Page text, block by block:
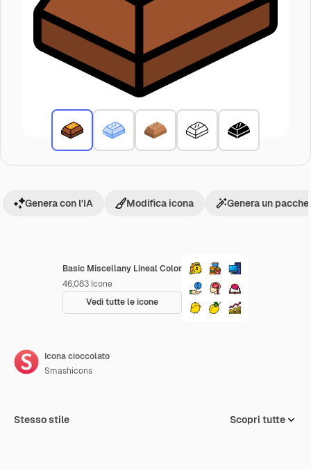
Basic Miscellany Lineal Color
46,083 Icone
Vedi tutte le icone
Genera con l'IA Modifica icona Genera un
Icona cioccolato
Smashicons
Stesso stile Scopri tutte